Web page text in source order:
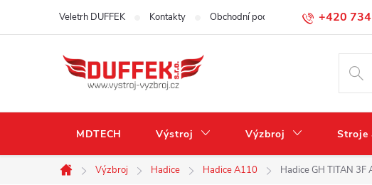
+420
Veletrh DUFFEK Kontakty Obchodní podmínky Podmínky
MDTECH Výstroj Výzbroj Stroje
Domů
Výzbroj Hadice Hadice A110 Hadice GH TITAN